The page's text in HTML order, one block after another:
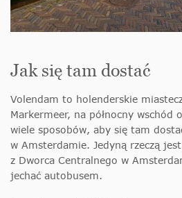
Jak się tam dostać
Volendam to holenderskie
Markermeer, na północny
wiele sposobów, aby się tam
w Amsterdamie. Jedyną rzeczą
z Dworca Centralnego w
jechać autobusem.